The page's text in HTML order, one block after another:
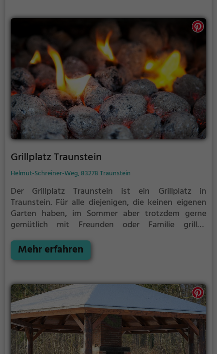
Grillplatz Traunstein
Helmut-Schreiner-Weg, 83278 Traunstein
Der Grillplatz Traunstein ist ein Grillplatz in
Traunstein. Für alle diejenigen, die keinen eigenen
Garten haben, im Sommer aber trotzdem gerne
gemütlich mit Freunden oder Familie grillen
Gegrillt wird hier mit Holz.
Mehr erfahren